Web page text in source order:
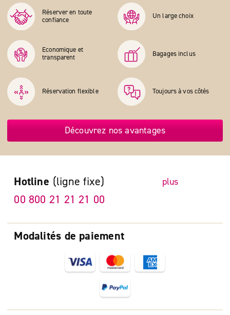
Réserver en toute
confiance
Un large choix
Economique et
transparent
Bagages inclus
Réservation flexible Toujours à vos côtés
Découvrez nos avantages
Modalités de paiement
Hotline (ligne fixe) plus
00 800 21 21 21 00